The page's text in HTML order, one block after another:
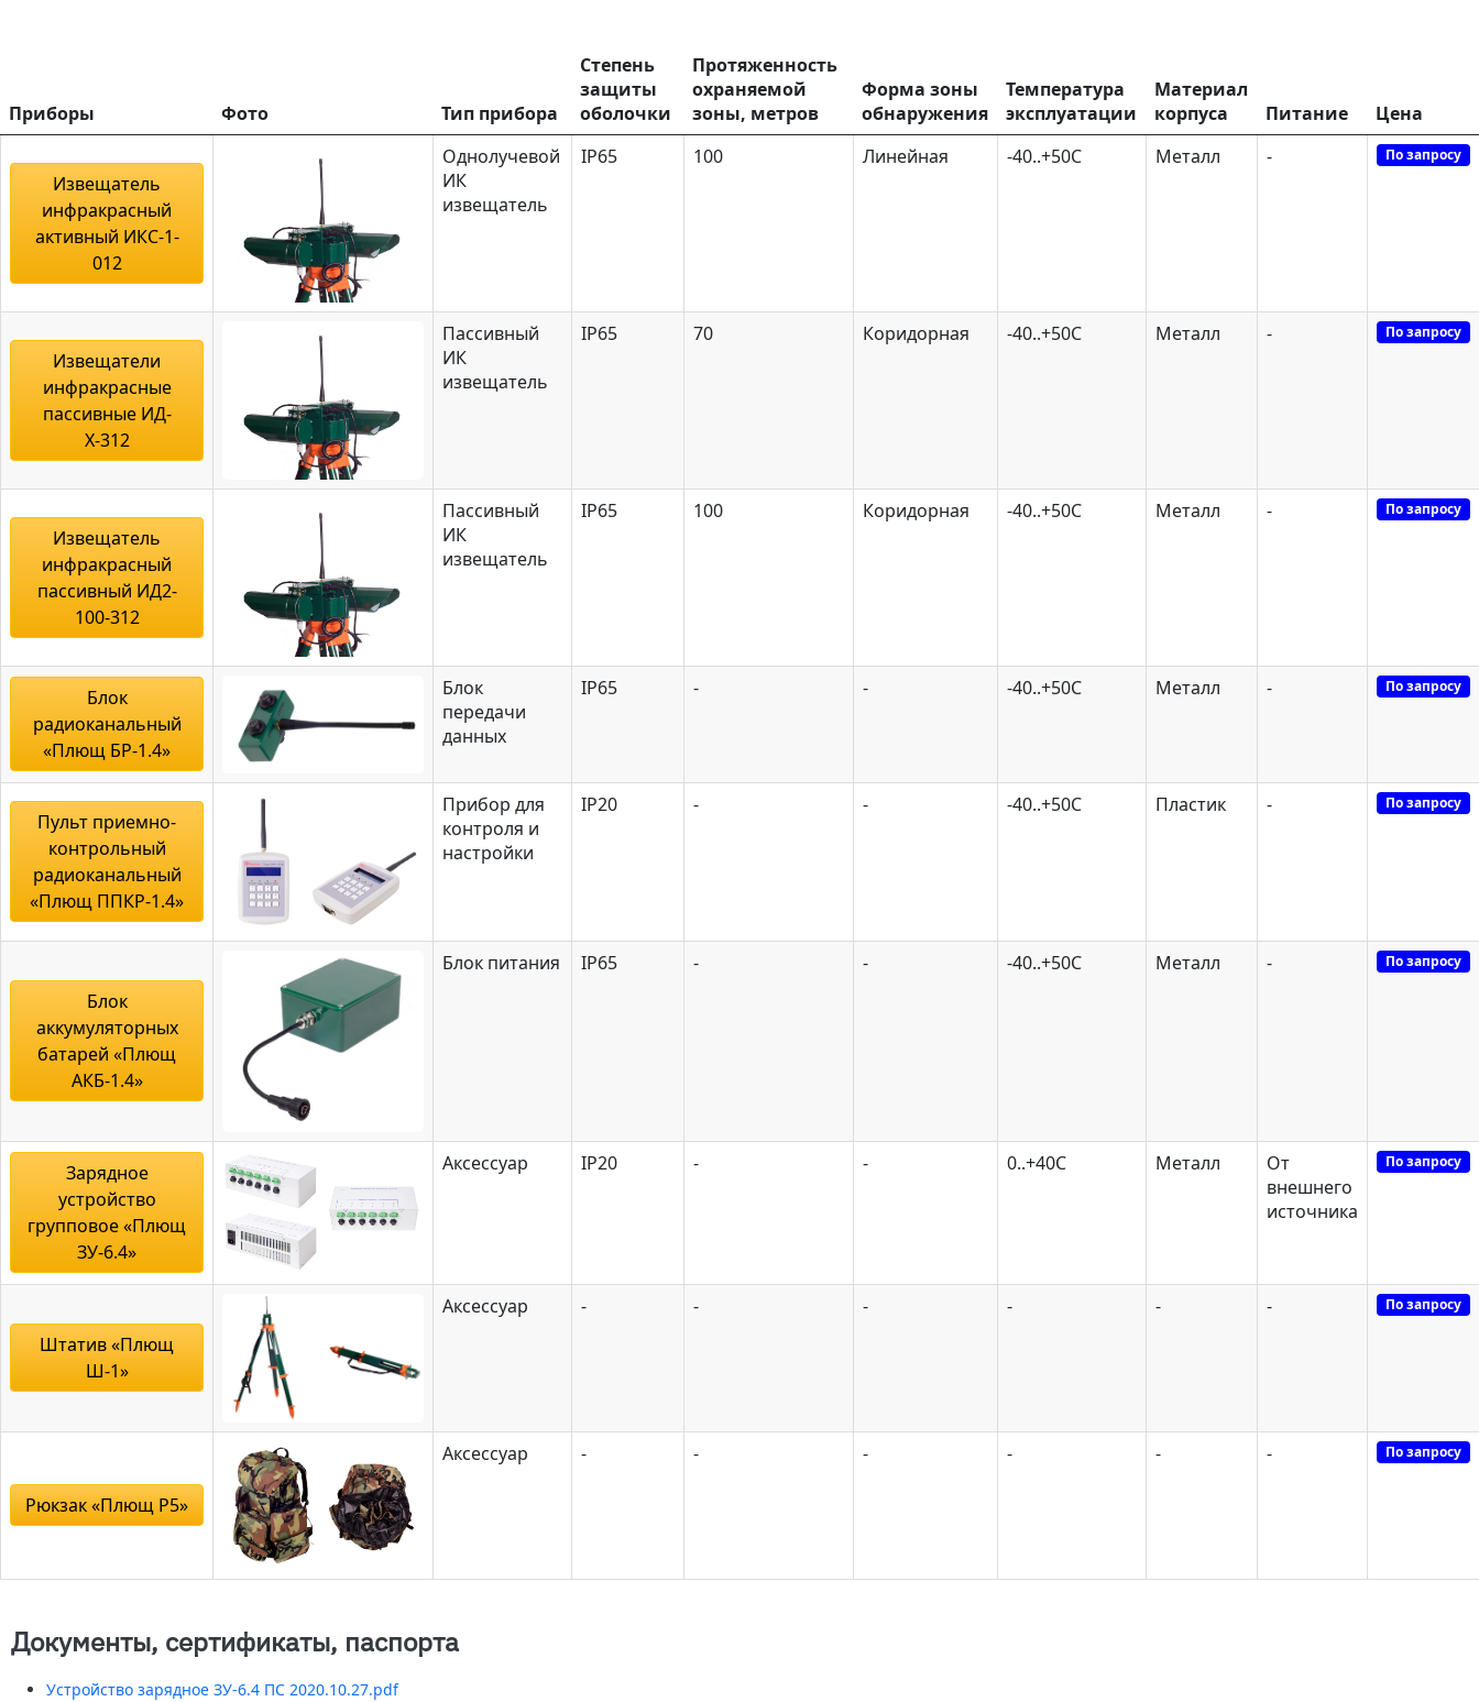
Приборы Фото Тип прибора
Степень
защиты
оболочки
Протяженность
охраняемой
зоны, метров
Форма зоны
обнаружения
Температура
эксплуатации
Материал
корпуса
Питание Цена
Извещатель
инфракрасный
активный ИКС-1-
012
Однолучевой
ИК
извещатель
IP65 100 Линейная -40..+50С Металл - По запросу
Извещатели
инфракрасные
пассивные ИД-
Х-312
Пассивный
ИК
извещатель
IP65 70 Коридорная -40..+50С Металл - По запросу
Извещатель
инфракрасный
пассивный ИД2-
100-312
Пассивный
ИК
извещатель
IP65 100 Коридорная -40..+50С Металл - По запросу
Блок
радиоканальный
«Плющ БР-1.4»
Блок
передачи
данных
IP65 - - -40..+50С Металл - По запросу
Пульт приемно-
контрольный
радиоканальный
«Плющ ППКР-1.4»
Прибор для
контроля и
настройки
IP20 - - -40..+50С Пластик - По запросу
Блок
аккумуляторных
батарей «Плющ
АКБ-1.4»
Блок питания IP65 - - -40..+50С Металл - По запросу
Зарядное
устройство
групповое «Плющ
ЗУ-6.4»
Аксессуар IP20 - - 0..+40C Металл
От
внешнего
источника
По запросу
Штатив «Плющ
Ш-1»
Аксессуар - - - - - - По запросу
Рюкзак «Плющ Р5»
Аксессуар - - - - - - По запросу
Документы, сертификаты, паспорта
Устройство зарядное ЗУ-6.4 ПС 2020.10.27.pdf